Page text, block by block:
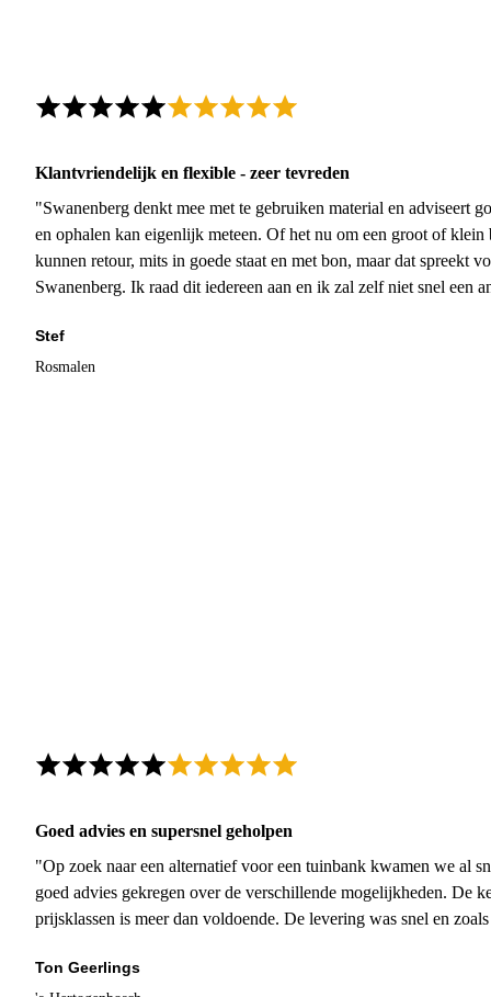
Klantvriendelijk en flexible - zeer tevreden
"Swanenberg denkt mee met te gebruiken material en adviseert
en ophalen kan eigenlijk meteen. Of het nu om een groot of
kunnen retour, mits in goede staat en met bon, maar dat spreekt
Swanenberg. Ik raad dit iedereen aan en ik zal zelf niet snel een
Stef
Rosmalen
Goed advies en supersnel geholpen
"Op zoek naar een alternatief voor een tuinbank kwamen we al
goed advies gekregen over de verschillende mogelijkheden. De
prijsklassen is meer dan voldoende. De levering was snel en
Ton Geerlings